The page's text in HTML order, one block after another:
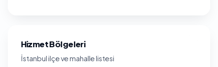
Hizmet Bölgeleri
İstanbul ilçe ve mahalle listesi